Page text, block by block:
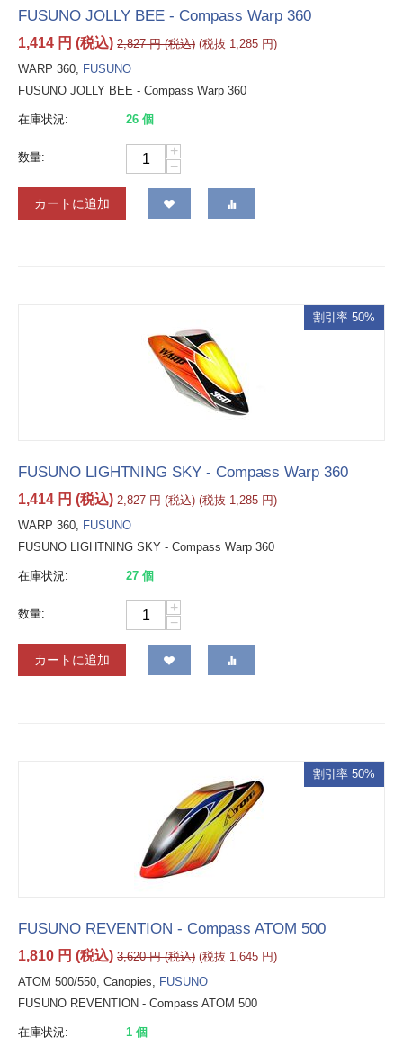
FUSUNO JOLLY BEE - Compass Warp 360
1,414 円 (税込) 2,827 円(税込) (税抜 1,285 円)
WARP 360, FUSUNO
FUSUNO JOLLY BEE - Compass Warp 360
在庫状況: 26 個
数量:
+
−
カートに追加
割引率 50%
FUSUNO LIGHTNING SKY - Compass Warp 360
1,414 円 (税込) 2,827 円(税込) (税抜 1,285 円)
WARP 360, FUSUNO
FUSUNO LIGHTNING SKY - Compass Warp 360
在庫状況: 27 個
数量:
+
−
カートに追加
割引率 50%
FUSUNO REVENTION - Compass ATOM 500
1,810 円 (税込) 3,620 円(税込) (税抜 1,645 円)
ATOM 500/550, Canopies, FUSUNO
FUSUNO REVENTION - Compass ATOM 500
在庫状況: 1 個